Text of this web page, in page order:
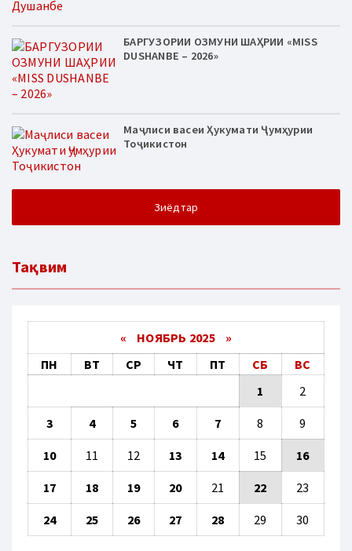
БАРГУЗОРИИ ОЗМУНИ ШАҲРИИ «MISS
DUSHANBE – 2026»
Маҷлиси васеи Ҳукумати Ҷумҳурии
Тоҷикистон
Зиёдтар
Тақвим
« НОЯБРЬ 2025 »
ПН
ВТ СР ЧТ ПТ СБ
ВС
1
2
3 4 5 6 7 8 9
10 11 12 13 14 15 16
17 18 19 20 21 22 23
24 25 26 27 28 29 30